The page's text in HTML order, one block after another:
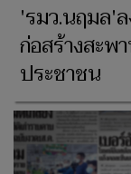
'รมว.นฤมล'
ก่อสร้างสะ
ประชาชน